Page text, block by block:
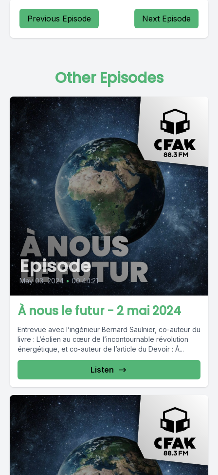
Previous Episode Next Episode
Other Episodes
Episode
May 03, 2024 • 00:44:21
À nous le futur - 2 mai 2024
Entrevue avec l’ingénieur Bernard Saulnier, co-auteur du
livre : L’éolien au cœur de l’incontournable révolution
énergétique, et co-auteur de l’article du Devoir : À...
Listen